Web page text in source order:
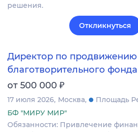
решения.
Откликнуться
Директор по
благотворительного фонда
от 500 000 ₽
17 июля 2026 Москва
Площадь
БФ "МИРУ МИР"
Обязанности: Привлечение